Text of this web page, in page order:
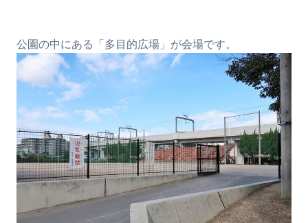
公園の中にある「多目的広場」が会場です。